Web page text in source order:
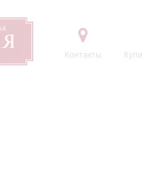
Контакты